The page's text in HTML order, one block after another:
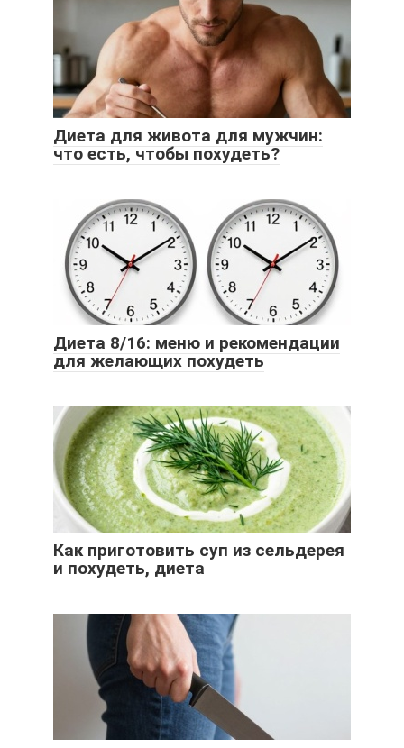
Диета для живота для мужчин:
что есть, чтобы похудеть?
Диета 8/16: меню и рекомендации
для желающих похудеть
Как приготовить суп из сельдерея
и похудеть, диета